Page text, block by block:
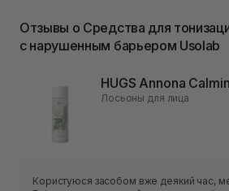
Отзывы о Средства для
с нарушенным барьером Usolab
HUGS Annona
Лосьоны для лица
Користуюся засобом вже деякий час,